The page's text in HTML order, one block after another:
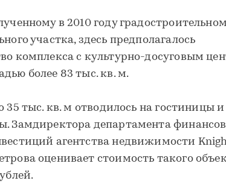
в 2010 году
участка, здесь предполагалось
комплекса с культурно-досуговым
более 83 тыс. кв. м.
35 тыс. кв. м отводилось на гостиницы и
Замдиректора департамента
агентства недвижимости
оценивает стоимость такого